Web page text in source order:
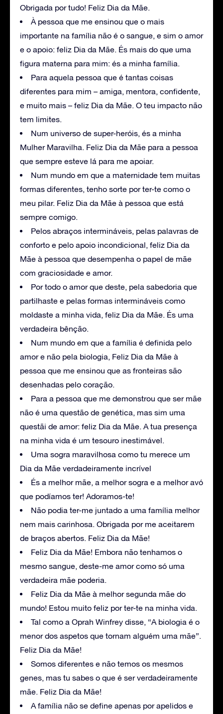
Obrigada por tudo! Feliz Dia da Mãe.
À pessoa que me ensinou que o mais
importante na família não é o sangue, e sim o amor
e o apoio: feliz Dia da Mãe. És mais do que uma
figura materna para mim: és a minha família.
Para aquela pessoa que é tantas coisas
diferentes para mim – amiga, mentora, confidente,
e muito mais – feliz Dia da Mãe. O teu impacto não
tem limites.
Num universo de super-heróis, és a minha
Mulher Maravilha. Feliz Dia da Mãe para a pessoa
que sempre esteve lá para me apoiar.
Num mundo em que a maternidade tem muitas
formas diferentes, tenho sorte por ter-te como o
meu pilar. Feliz Dia da Mãe à pessoa que está
sempre comigo.
Pelos abraços intermináveis, pelas palavras de
conforto e pelo apoio incondicional, feliz Dia da
Mãe à pessoa que desempenha o papel de mãe
com graciosidade e amor.
Por todo o amor que deste, pela sabedoria que
partilhaste e pelas formas intermináveis como
moldaste a minha vida, feliz Dia da Mãe. És uma
verdadeira bênção.
Num mundo em que a família é definida pelo
amor e não pela biologia, Feliz Dia da Mãe à
pessoa que me ensinou que as fronteiras são
desenhadas pelo coração.
Para a pessoa que me demonstrou que ser mãe
não é uma questão de genética, mas sim uma
questãi de amor: feliz Dia da Mãe. A tua presença
na minha vida é um tesouro inestimável.
Uma sogra maravilhosa como tu merece um
Dia da Mãe verdadeiramente incrível
És a melhor mãe, a melhor sogra e a melhor avó
que podíamos ter! Adoramos-te!
Não podia ter-me juntado a uma família melhor
nem mais carinhosa. Obrigada por me aceitarem
de braços abertos. Feliz Dia da Mãe!
Feliz Dia da Mãe! Embora não tenhamos o
mesmo sangue, deste-me amor como só uma
verdadeira mãe poderia.
Feliz Dia da Mãe à melhor segunda mãe do
mundo! Estou muito feliz por ter-te na minha vida.
Tal como a Oprah Winfrey disse, “A biologia é o
menor dos aspetos que tornam alguém uma mãe”.
Feliz Dia da Mãe!
Somos diferentes e não temos os mesmos
genes, mas tu sabes o que é ser verdadeiramente
mãe. Feliz Dia da Mãe!
A família não se define apenas por apelidos e